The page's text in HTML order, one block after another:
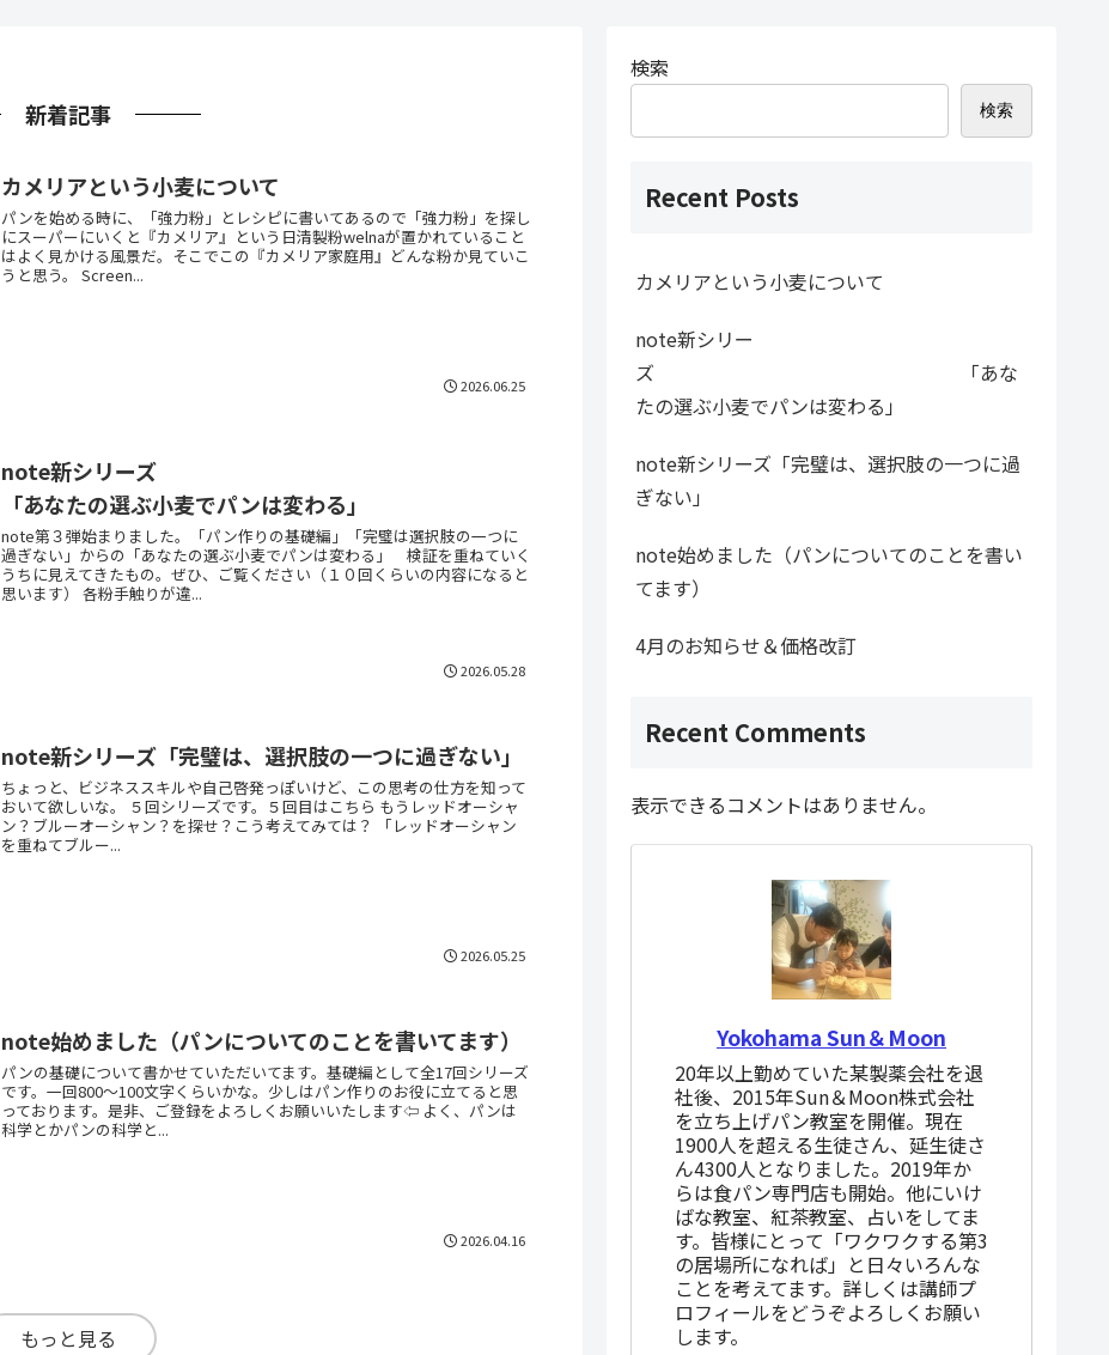
新着記事
カメリアという小麦について
パンを始める時に、「強力粉」とレシピに書いてあるので「強力粉」を探し
にスーパーにいくと『カメリア』という日清製粉welnaが置かれていること
はよく見かける風景だ。そこでこの『カメリア家庭用』どんな粉か見ていこ
うと思う。 Screen...
2026.06.25
note新シリーズ
「あなたの選ぶ小麦でパンは変わる」
note第３弾始まりました。「パン作りの基礎編」「完璧は選択肢の一つに
過ぎない」からの「あなたの選ぶ小麦でパンは変わる」 検証を重ねていく
うちに見えてきたもの。ぜひ、ご覧ください（１０回くらいの内容になると
思います） 各粉手触りが違...
2026.05.28
note新シリーズ「完璧は、選択肢の一つに過ぎない」
ちょっと、ビジネススキルや自己啓発っぽいけど、この思考の仕方を知って
おいて欲しいな。 ５回シリーズです。５回目はこちら もうレッドオーシャ
ン？ブルーオーシャン？を探せ？こう考えてみては？ 「レッドオーシャン
を重ねてブルー...
2026.05.25
note始めました（パンについてのことを書いてます）
パンの基礎について書かせていただいてます。基礎編として全17回シリーズ
です。一回800〜100文字くらいかな。少しはパン作りのお役に立てると思
っております。是非、ご登録をよろしくお願いいたします⇦ よく、パンは
科学とかパンの科学と...
2026.04.16
もっと見る
検索
検索
Recent Posts
カメリアという小麦について
note新シリー
ズ 「あな
たの選ぶ小麦でパンは変わる」
note新シリーズ「完璧は、選択肢の一つに過
ぎない」
note始めました（パンについてのことを書い
てます）
4月のお知らせ＆価格改訂
Recent Comments
表示できるコメントはありません。
Yokohama Sun＆Moon
20年以上勤めていた某製薬会社を退
社後、2015年Sun＆Moon株式会社
を立ち上げパン教室を開催。現在
1900人を超える生徒さん、延生徒さ
ん4300人となりました。2019年か
らは食パン専門店も開始。他にいけ
ばな教室、紅茶教室、占いをしてま
す。皆様にとって「ワクワクする第3
の居場所になれば」と日々いろんな
ことを考えてます。詳しくは講師プ
ロフィールをどうぞよろしくお願い
します。